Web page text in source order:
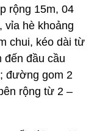
rộng 15m, 04
vỉa hè khoảng
chui, kéo dài từ
đầu cầu
đường gom 2
rộng từ 2 –